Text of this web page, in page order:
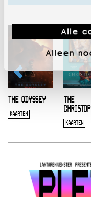
Alle
Alleen
THE ODYSSEY
KAARTEN
THE
KAARTEN